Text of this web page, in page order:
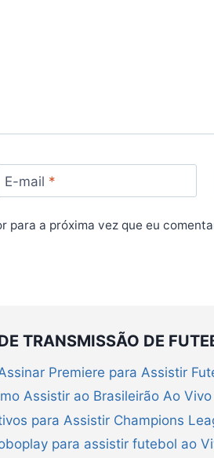
E-mail *
para a próxima vez que eu
TRANSMISSÃO DE
Premiere para Assistir
Assistir ao Brasileirão Ao Vivo
para Assistir Champions
para assistir futebol ao